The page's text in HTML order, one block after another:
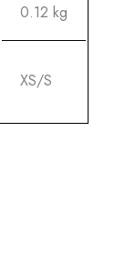
0.12 kg
XS/S